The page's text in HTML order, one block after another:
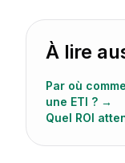
À lire
Par où
une ETI ? →
Quel ROI